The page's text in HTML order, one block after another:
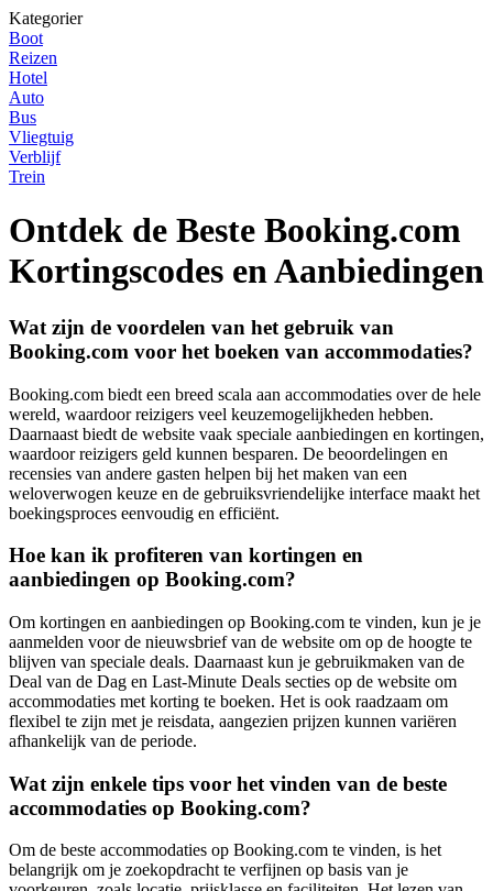
Kategorier
Boot
Reizen
Hotel
Auto
Bus
Vliegtuig
Verblijf
Trein
Ontdek de Beste Booking.com
Kortingscodes en Aanbiedingen
Wat zijn de voordelen van het gebruik van
Booking.com voor het boeken van accommodaties?
Booking.com biedt een breed scala aan accommodaties over de hele
wereld, waardoor reizigers veel keuzemogelijkheden hebben.
Daarnaast biedt de website vaak speciale aanbiedingen en kortingen,
waardoor reizigers geld kunnen besparen. De beoordelingen en
recensies van andere gasten helpen bij het maken van een
weloverwogen keuze en de gebruiksvriendelijke interface maakt het
boekingsproces eenvoudig en efficiënt.
Hoe kan ik profiteren van kortingen en
aanbiedingen op Booking.com?
Om kortingen en aanbiedingen op Booking.com te vinden, kun je je
aanmelden voor de nieuwsbrief van de website om op de hoogte te
blijven van speciale deals. Daarnaast kun je gebruikmaken van de
Deal van de Dag en Last-Minute Deals secties op de website om
accommodaties met korting te boeken. Het is ook raadzaam om
flexibel te zijn met je reisdata, aangezien prijzen kunnen variëren
afhankelijk van de periode.
Wat zijn enkele tips voor het vinden van de beste
accommodaties op Booking.com?
Om de beste accommodaties op Booking.com te vinden, is het
belangrijk om je zoekopdracht te verfijnen op basis van je